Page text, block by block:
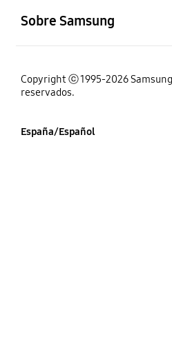
Sobre Samsung
Copyright ⓒ 1995-2026
reservados.
España/Español